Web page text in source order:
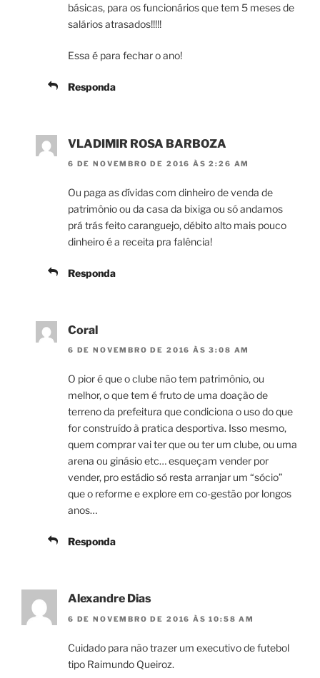
básicas, para os funcionários que tem 5 meses de
salários atrasados!!!!!
Essa é para fechar o ano!
Responda
VLADIMIR ROSA BARBOZA
6 DE NOVEMBRO DE 2016 ÀS 2:26 AM
Ou paga as dívidas com dinheiro de venda de
patrimônio ou da casa da bixiga ou só andamos
prá trás feito caranguejo, débito alto mais pouco
dinheiro é a receita pra falência!
Responda
Coral
6 DE NOVEMBRO DE 2016 ÀS 3:08 AM
O pior é que o clube não tem patrimônio, ou
melhor, o que tem é fruto de uma doação de
terreno da prefeitura que condiciona o uso do que
for construído à pratica desportiva. Isso mesmo,
quem comprar vai ter que ou ter um clube, ou uma
arena ou ginásio etc… esqueçam vender por
vender, pro estádio só resta arranjar um “sócio”
que o reforme e explore em co-gestão por longos
anos…
Responda
Alexandre Dias
6 DE NOVEMBRO DE 2016 ÀS 10:58 AM
Cuidado para não trazer um executivo de futebol
tipo Raimundo Queiroz.